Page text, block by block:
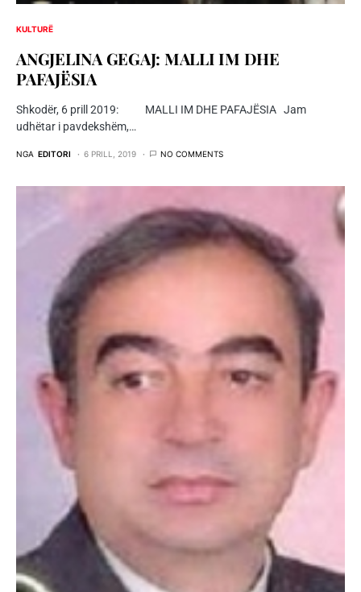
KULTURË
ANGJELINA GEGAJ: MALLI IM DHE
PAFAJËSIA
Shkodër, 6 prill 2019: MALLI IM DHE PAFAJËSIA Jam
udhëtar i pavdekshëm,…
NGA EDITORI 6 PRILL, 2019 NO COMMENTS